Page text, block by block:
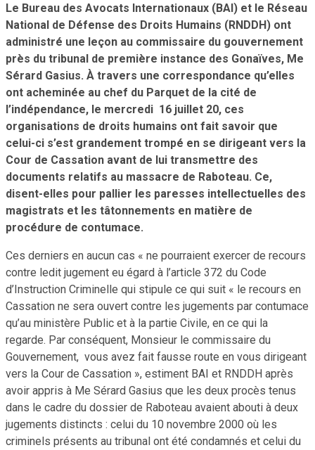
Le Bureau des Avocats Internationaux (BAI) et le Réseau
National de Défense des Droits Humains (RNDDH) ont
administré une leçon au commissaire du gouvernement
près du tribunal de première instance des Gonaïves, Me
Sérard Gasius. À travers une correspondance qu’elles
ont acheminée au chef du Parquet de la cité de
l’indépendance, le mercredi 16 juillet 20, ces
organisations de droits humains ont fait savoir que
celui-ci s’est grandement trompé en se dirigeant vers la
Cour de Cassation avant de lui transmettre des
documents relatifs au massacre de Raboteau. Ce,
disent-elles pour pallier les paresses intellectuelles des
magistrats et les tâtonnements en matière de
procédure de contumace.
Ces derniers en aucun cas « ne pourraient exercer de recours
contre ledit jugement eu égard à l’article 372 du Code
d’Instruction Criminelle qui stipule ce qui suit « le recours en
Cassation ne sera ouvert contre les jugements par contumace
qu’au ministère Public et à la partie Civile, en ce qui la
regarde. Par conséquent, Monsieur le commissaire du
Gouvernement, vous avez fait fausse route en vous dirigeant
vers la Cour de Cassation », estiment BAI et RNDDH après
avoir appris à Me Sérard Gasius que les deux procès tenus
dans le cadre du dossier de Raboteau avaient abouti à deux
jugements distincts : celui du 10 novembre 2000 où les
criminels présents au tribunal ont été condamnés et celui du